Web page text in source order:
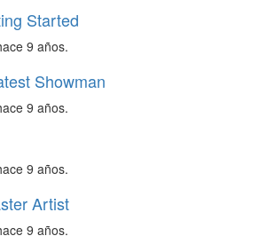
Started
9 años.
Showman
9 años.
9 años.
Artist
9 años.